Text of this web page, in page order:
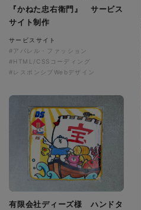
『かねた忠右衛門』 サービス
サイト制作
サービスサイト
#アパレル・ファッション
#HTML/CSSコーディング
#レスポンシブWebデザイン
有限会社ディーズ様 ハンドタ